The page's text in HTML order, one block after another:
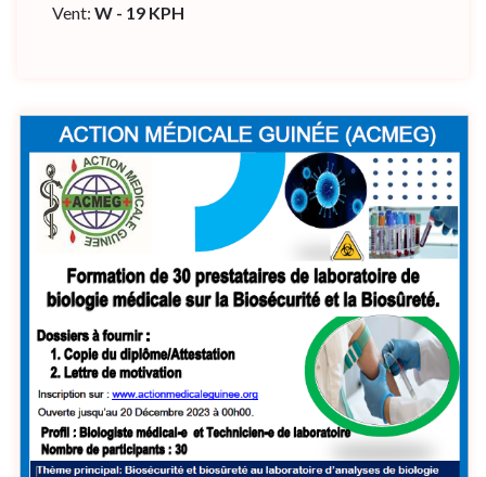
Vent: W - 19 KPH